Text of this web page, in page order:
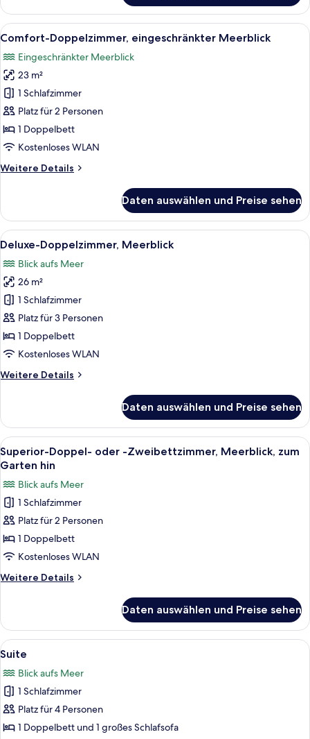
Doppelzimmer
Alle
Fotos
für
Comfort-
Doppelzimmer,
eingeschränkter
Meerblick
anzeigen
Ein Hotelzimmer mit einem Bett,
5
Comfort-Doppelzimmer, eingeschränkter Meerblick
Eingeschränkter Meerblick
23 m²
1 Schlafzimmer
Platz für 2 Personen
1 Doppelbett
Kostenloses WLAN
Weitere Details
Weitere
Doppelzimmer,
eingeschränkter
Meerblick
Daten auswählen und Preise sehen
Alle
Fotos
für
Deluxe-
Doppelzimmer,
Meerblick
anzeigen
Ein Hotelzimmer mit Bett, Holz-
5
Deluxe-Doppelzimmer, Meerblick
Blick aufs Meer
26 m²
1 Schlafzimmer
Platz für 3 Personen
1 Doppelbett
Kostenloses WLAN
Weitere Details
Weitere
Doppelzimmer,
Meerblick
Daten auswählen und Preise sehen
Alle
Fotos
Superior-
Doppel-
oder
-
Zweibettzimmer,
Meerblick,
zum
hin
anzeigen
Ein Hotelzimmer mit Bett,
7
Superior-Doppel- oder -Zweibettzimmer, Meerblick, zum
Garten hin
Blick aufs Meer
1 Schlafzimmer
Platz für 2 Personen
1 Doppelbett
Kostenloses WLAN
Weitere Details
Weitere
Doppel-
oder
-
Meerblick,
zum
hin
Daten auswählen und Preise sehen
Alle
Fotos
für
Suite
anzeigen
Ein modernes Hotelzimmer mit Bett,
1
Suite
Blick aufs Meer
1 Schlafzimmer
Platz für 4 Personen
1 Doppelbett und 1 großes Schlafsofa